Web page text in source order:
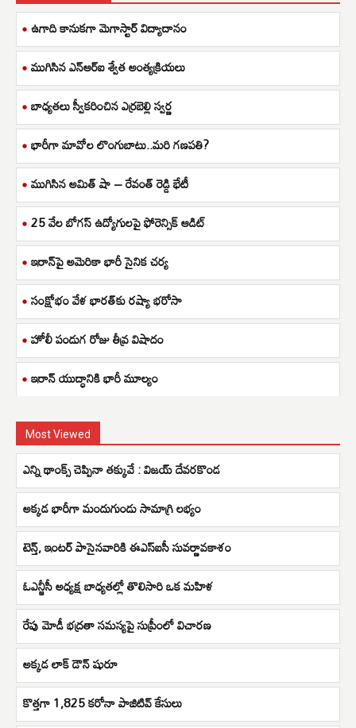
ఉగాది కానుకగా మెగాస్టార్ విద్యాదానం
ముగిసిన ఎన్ఆర్ఐ శ్వేత అంత్యక్రియలు
బాధ్యతలు స్వీకరించిన ఎర్రబెల్లి స్వర్ణ
భారీగా మావోల లొంగుబాటు..మరి గణపతి?
ముగిసిన అమిత్ షా – రేవంత్ రెడ్డి భేటీ
25 వేల బోగస్ ఉద్యోగులపై ఫోరెన్సిక్ ఆడిట్
ఇరాన్‌పై అమెరికా భారీ సైనిక చర్య
సంక్షోభం వేళ భారత్‌కు రష్యా భరోసా
హోలీ పండుగ రోజు తీవ్ర విషాదం
ఇరాన్ యుద్ధానికి భారీ మూల్యం
Most Viewed
ఎన్ని థాంక్స్ చెప్పినా తక్కువే : విజయ్ దేవరకొండ
అక్కడ భారీగా మందుగుండు సామాగ్రి లభ్యం
టెన్త్, ఇంటర్ పాసైనవారికి ఈఎస్ఐసీ సువర్ణావకాశం
ఓఎన్జీసీ అధ్యక్ష బాధ్యతల్లో తొలిసారి ఒక మహిళ
రేపు మోడీ భద్రతా సమస్యపై సుప్రీంలో విచారణ
అక్కడ లాక్ డౌన్ షురూ
కొత్తగా 1,825 కరోనా పాజిటివ్ కేసులు